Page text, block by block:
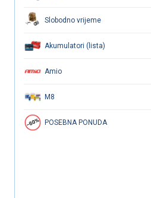
Slobodno vrijeme
Akumulatori (lista)
Amio
M8
POSEBNA PONUDA